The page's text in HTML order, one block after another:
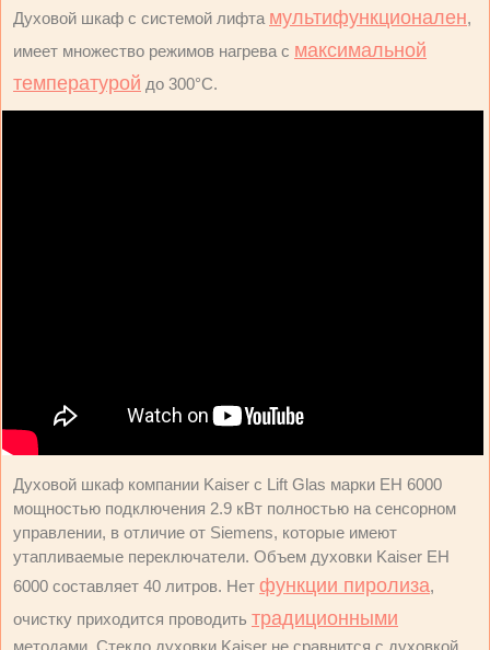
Духовой шкаф с системой лифта мультифункционален,
имеет множество режимов нагрева с максимальной
температурой до 300°C.
Духовой шкаф компании Kaiser с Lift Glas марки EH 6000
мощностью подключения 2.9 кВт полностью на сенсорном
управлении, в отличие от Siemens, которые имеют
утапливаемые переключатели. Объем духовки Kaiser EH
6000 составляет 40 литров. Нет функции пиролиза,
очистку приходится проводить традиционными